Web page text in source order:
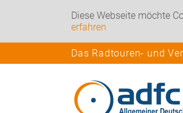
Diese Webseite möchte
erfahren
Das Radtouren- und